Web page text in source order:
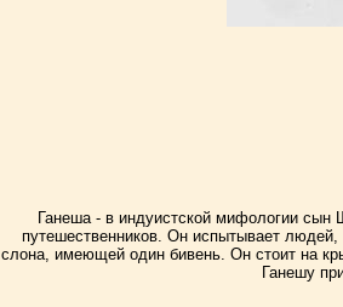
Ганеша - в индуистской мифологии сын
путешественников. Он испытывает
слона, имеющей один бивень. Он стоит на
Ганешу